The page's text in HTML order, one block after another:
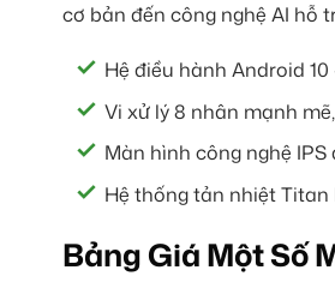
cơ bản đến công nghệ AI hỗ
Hệ điều hành Android
Vi xử lý 8 nhân mạnh
Màn hình công nghệ
Hệ thống tản nhiệt
Bảng Giá Một Số